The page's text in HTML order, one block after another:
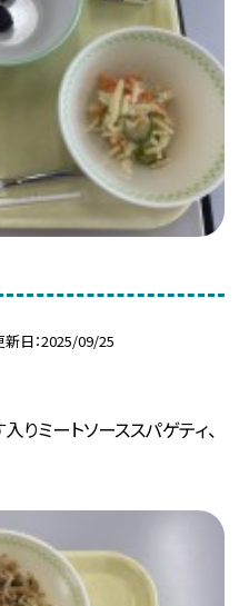
新日 2025/09/25
りミートソーススパゲティ、